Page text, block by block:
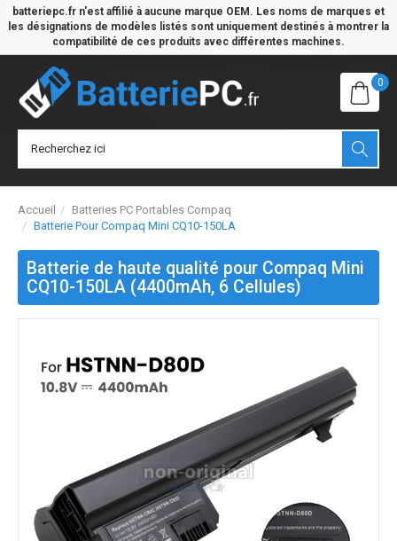
batteriepc.fr n'est affilié à aucune marque OEM. Les noms de marques et
les désignations de modèles listés sont uniquement destinés à montrer la
compatibilité de ces produits avec différentes machines.
0
Accueil
Batteries PC Portables Compaq
Batterie Pour Compaq Mini CQ10-150LA
Batterie de haute qualité pour Compaq Mini
CQ10-150LA (4400mAh, 6 Cellules)